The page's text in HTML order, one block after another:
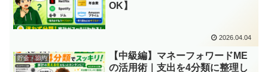
OK】
2026.04.04
貯金・節約
【中級編】マネーフォワードME
の活用術｜支出を4分類に整理し